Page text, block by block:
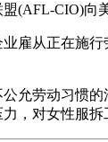
CIO)向美
从正在施行
劳动习惯的
，对女性服